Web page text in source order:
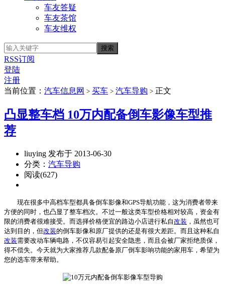
车友答疑
车友茶馆
车友维权
RSS订阅
登陆
注册
当前位置： 汽车信息网 > 买车 > 汽车导购 > 正文
凸显整车档 10万内配备倒车影像车型推
荐
liuying 发布于 2013-06-30
分类： 汽车导购
阅读(627)
现在很多中高档车型都具备倒车影像和GPS导航功能，这为消费者带来
方便的同时，也凸显了整车档次。不过一般这类车型价格相对较高，资金有
限的消费者很难接受。而选择价格便宜的路边小店进行私自改装 ，虽然也可
达到目的，但改装的倒车影像和原厂提供的还是有很大差距。而且这种私自
改装需要改动车辆电路，不仅容易引起安全隐患，而且会被厂家拒绝质保，
得不偿失。今天就为大家推荐几款配备原厂倒车影响功能的家用车，希望为
您的选车带来帮助。